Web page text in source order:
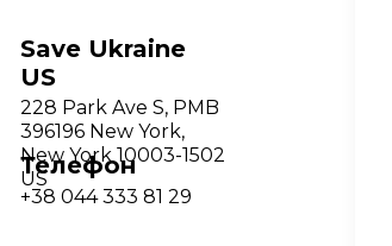
Save Ukraine
US
228 Park Ave S, PMB
396196 New York,
New York 10003-1502
US
Телефон
+38 044 333 81 29